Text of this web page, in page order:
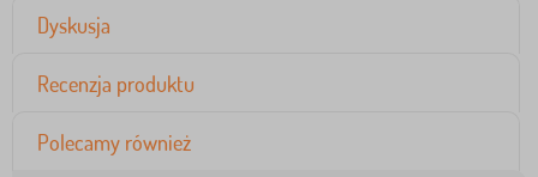
Dyskusja
Recenzja produktu
Polecamy również